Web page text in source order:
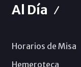
Al Día
Horarios de Misa
Hemeroteca